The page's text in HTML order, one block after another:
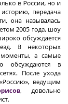
в России, но и
передача
она называлась
2005 года, шоу
обсуждается
В некоторых
моменты, а самые
обсуждаются в
После ухода
ведущим
, довольно